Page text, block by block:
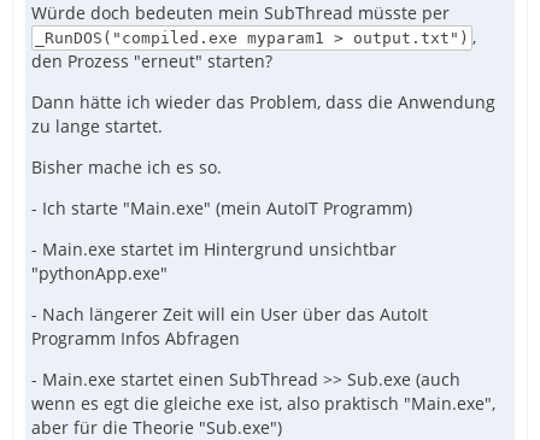
Würde doch bedeuten mein SubThread müsste per
_RunDOS("compiled.exe myparam1 > output.txt") ,
den Prozess "erneut" starten?
Dann hätte ich wieder das Problem, dass die Anwendung
zu lange startet.
Bisher mache ich es so.
- Ich starte "Main.exe" (mein AutoIT Programm)
- Main.exe startet im Hintergrund unsichtbar
"pythonApp.exe"
- Nach längerer Zeit will ein User über das AutoIt
Programm Infos Abfragen
- Main.exe startet einen SubThread >> Sub.exe (auch
wenn es egt die gleiche exe ist, also praktisch "Main.exe",
aber für die Theorie "Sub.exe")